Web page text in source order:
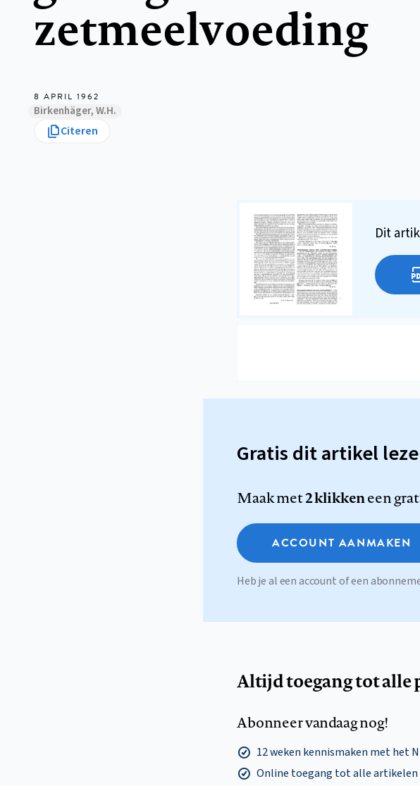
zetmeelvoeding
8 APRIL 1962
Birkenhäger, W.H.
Citeren
Dit
Gratis dit artikel
Maak met2 klikkeneen
ACCOUNT AANMAKEN
Heb je al een account of een
Altijd toegang tot alle
Abonneer vandaag nog!
12 weken kennismaken met het
Online toegang tot alle artikelen